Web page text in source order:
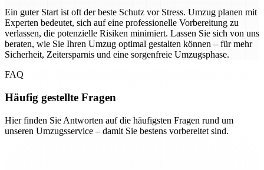
Ein guter Start ist oft der beste Schutz vor Stress. Umzug planen mit
Experten bedeutet, sich auf eine professionelle Vorbereitung zu
verlassen, die potenzielle Risiken minimiert. Lassen Sie sich von uns
beraten, wie Sie Ihren Umzug optimal gestalten können – für mehr
Sicherheit, Zeitersparnis und eine sorgenfreie Umzugsphase.
FAQ
Häufig gestellte Fragen
Hier finden Sie Antworten auf die häufigsten Fragen rund um
unseren Umzugsservice – damit Sie bestens vorbereitet sind.